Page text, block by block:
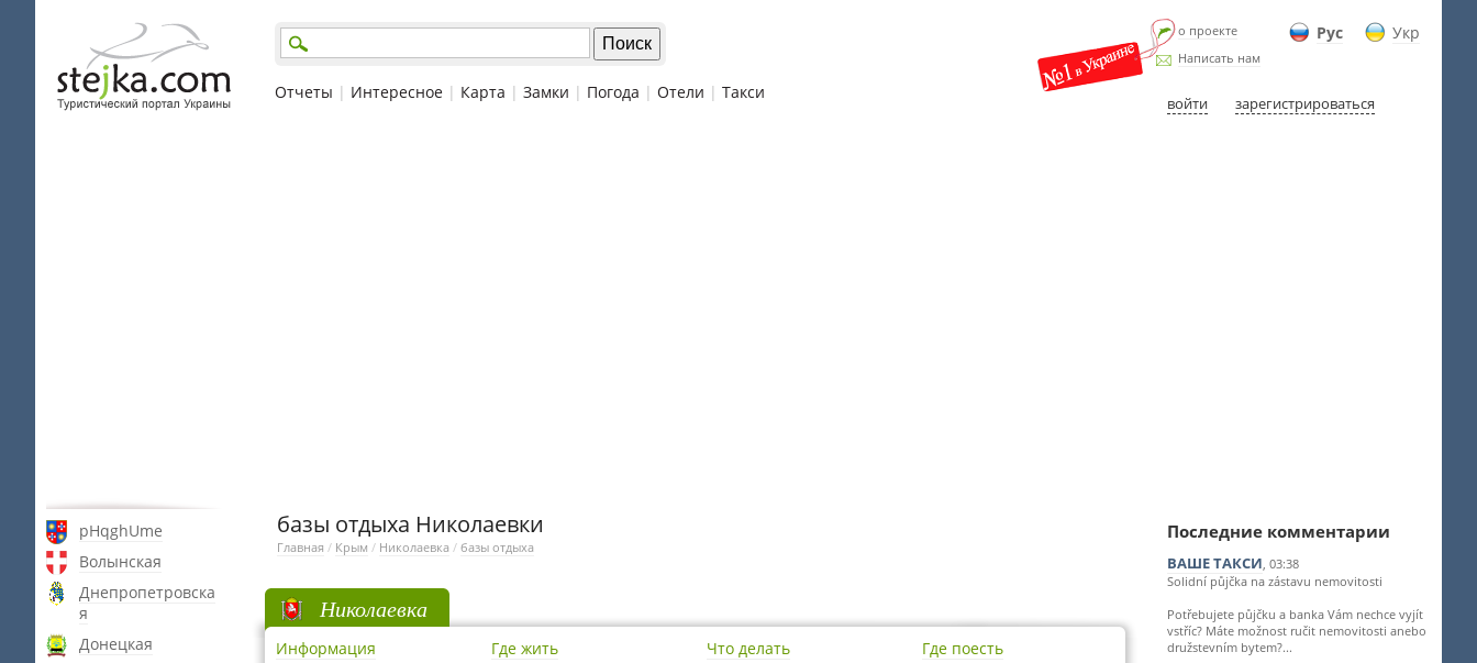
Рус Укр
о проекте
Написать нам
войти зарегистрироваться
Отчеты | Интересное | Карта | Замки | Погода | Отели | Такси
pHqghUme
Волынская
Днепропетровска
я
Донецкая
базы отдыха Николаевки
Главная / Крым / Николаевка / базы отдыха
Николаевка
Информация Где жить Что делать Где поесть
Последние комментарии
ВАШЕ ТАКСИ, 03:38
Solidní půjčka na zástavu nemovitosti
Potřebujete půjčku a banka Vám nechce vyjít
vstříc? Máte možnost ručit nemovitosti anebo
družstevním bytem?...